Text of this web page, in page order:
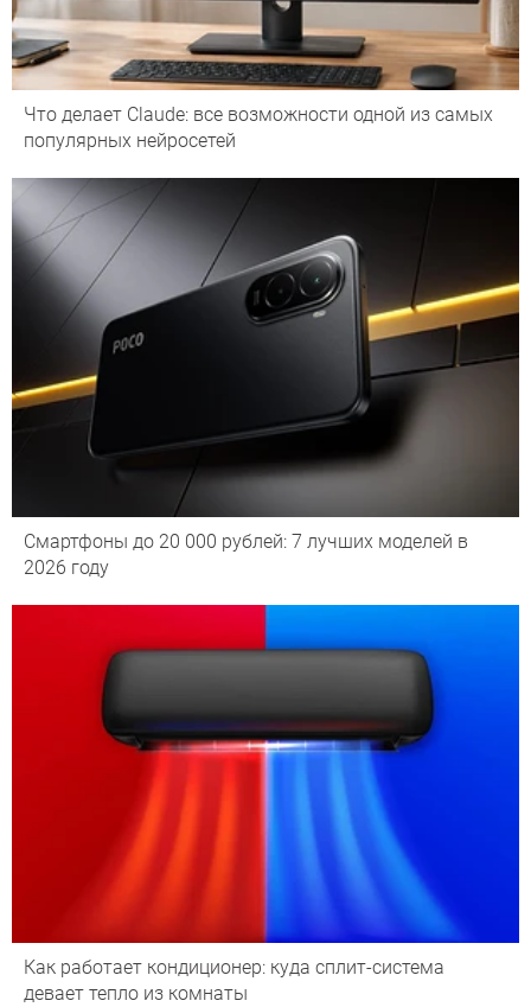
Что делает Сlaude: все возможности одной из самых
популярных нейросетей
Смартфоны до 20 000 рублей: 7 лучших моделей в
2026 году
Как работает кондиционер: куда сплит-система
девает тепло из комнаты